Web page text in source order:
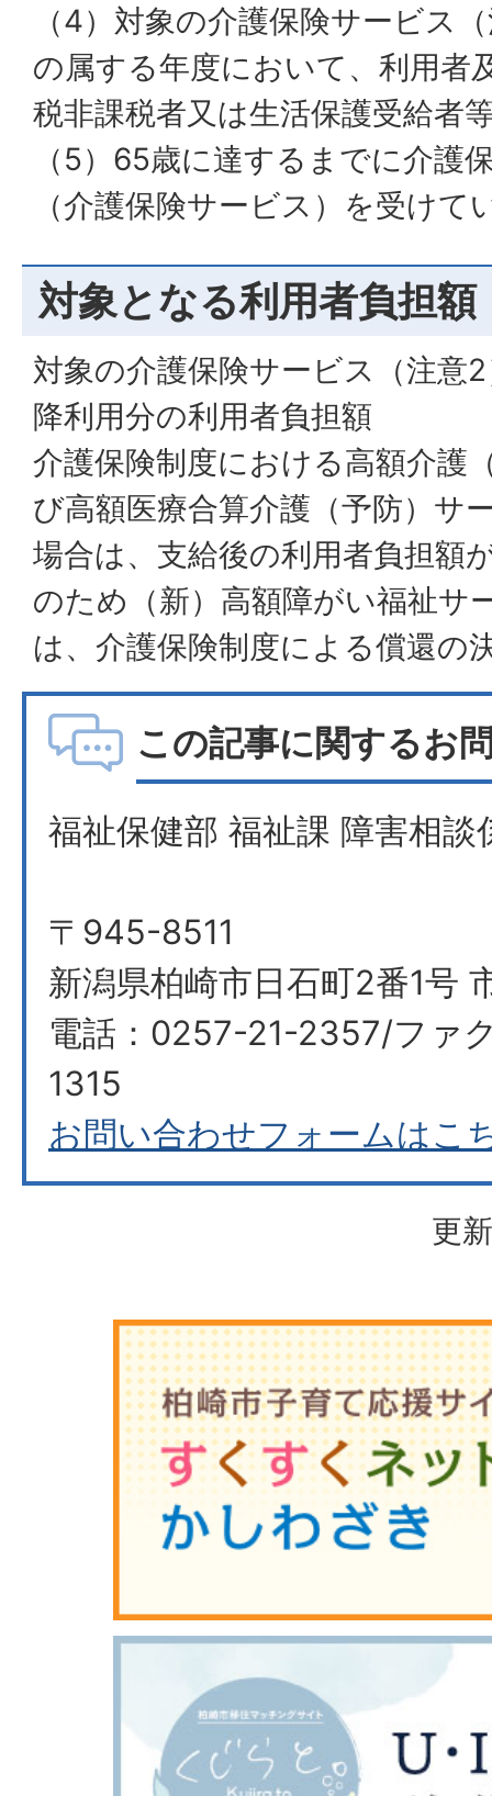
（4）対象の介護保険サービス
の属する年度において、利用者
税非課税者又は生活保護受給者
（5）65歳に達するまでに介護
（介護保険サービス）を受けて
対象となる利用者負担額
対象の介護保険サービス（注意
降利用分の利用者負担額
介護保険制度における高額介護
び高額医療合算介護（予防）サ
場合は、支給後の利用者負担額
のため（新）高額障がい福祉サ
は、介護保険制度による償還の
この記事に関するお
福祉保健部 福祉課 障害相談
〒945-8511
新潟県柏崎市日石町2番1号
電話：0257-21-2357/ファ
1315
お問い合わせフォームはこ
更